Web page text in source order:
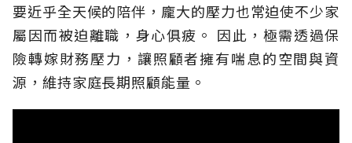
要近乎全天候的陪伴，龐大的壓力也常迫使不少家
屬因而被迫離職，身心俱疲。 因此，極需透過保
險轉嫁財務壓力，讓照顧者擁有喘息的空間與資
源，維持家庭長期照顧能量。